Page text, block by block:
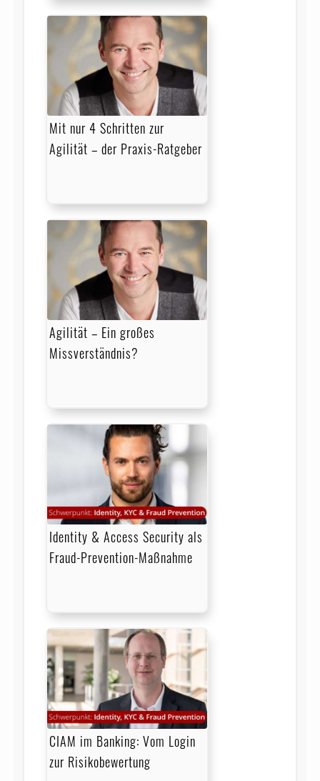
Mit nur 4 Schritten zur
Agilität – der Praxis-Ratgeber
Agilität – Ein großes
Missverständnis?
Identity & Access Security als
Fraud-Prevention-Maßnahme
CIAM im Banking: Vom Login
zur Risikobewertung